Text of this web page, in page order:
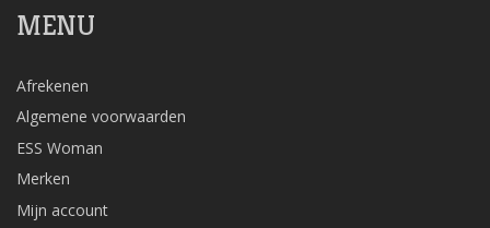
MENU
Afrekenen
Algemene voorwaarden
ESS Woman
Merken
Mijn account